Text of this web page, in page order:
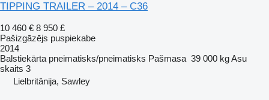
TIPPING TRAILER – 2014 – C36
10 460 € 8 950 £
Pašizgāzējs puspiekabe
2014
Balstiekārta pneimatisks/pneimatisks Pašmasa 39 000 kgAsu
skaits 3
Lielbritānija, Sawley